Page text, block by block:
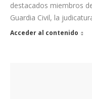
destacados miembros
Guardia Civil, la
Acceder al contenido